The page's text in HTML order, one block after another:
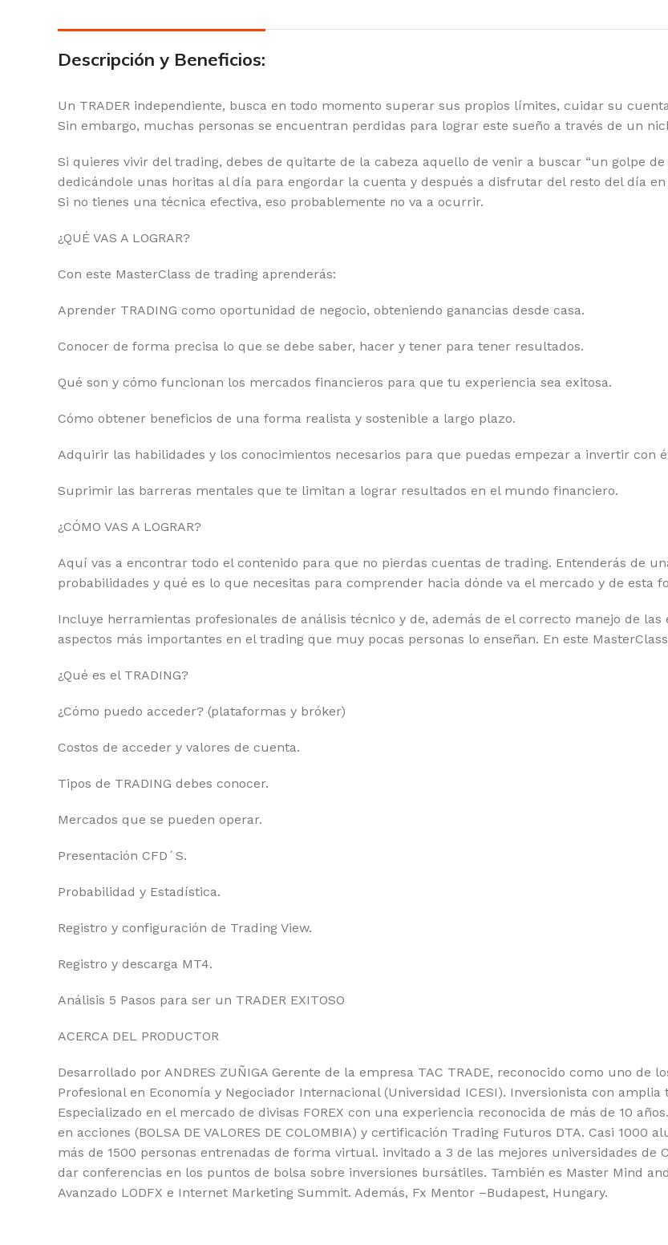
Descripción y Beneficios:
Un TRADER independiente, busca en todo momento superar sus propios límites, cuidar su
Sin embargo, muchas personas se encuentran perdidas para lograr este sueño a través de un
Si quieres vivir del trading, debes de quitarte de la cabeza aquello de venir a buscar “un golpe
dedicándole unas horitas al día para engordar la cuenta y después a disfrutar del resto del día en
Si no tienes una técnica efectiva, eso probablemente no va a ocurrir.
¿QUÉ VAS A LOGRAR?
Con este MasterClass de trading aprenderás:
Aprender TRADING como oportunidad de negocio, obteniendo ganancias desde casa.
Conocer de forma precisa lo que se debe saber, hacer y tener para tener resultados.
Qué son y cómo funcionan los mercados financieros para que tu experiencia sea exitosa.
Cómo obtener beneficios de una forma realista y sostenible a largo plazo.
Adquirir las habilidades y los conocimientos necesarios para que puedas empezar a invertir con
Suprimir las barreras mentales que te limitan a lograr resultados en el mundo financiero.
¿CÓMO VAS A LOGRAR?
Aquí vas a encontrar todo el contenido para que no pierdas cuentas de trading. Entenderás de
probabilidades y qué es lo que necesitas para comprender hacia dónde va el mercado y de esta
Incluye herramientas profesionales de análisis técnico y de, además de el correcto manejo de
aspectos más importantes en el trading que muy pocas personas lo enseñan. En este
¿Qué es el TRADING?
¿Cómo puedo acceder? (plataformas y bróker)
Costos de acceder y valores de cuenta.
Tipos de TRADING debes conocer.
Mercados que se pueden operar.
Presentación CFD´S.
Probabilidad y Estadística.
Registro y configuración de Trading View.
Registro y descarga MT4.
Análisis 5 Pasos para ser un TRADER EXITOSO
ACERCA DEL PRODUCTOR
Desarrollado por ANDRES ZUÑIGA Gerente de la empresa TAC TRADE, reconocido como uno de
Profesional en Economía y Negociador Internacional (Universidad ICESI). Inversionista con
Especializado en el mercado de divisas FOREX con una experiencia reconocida de más de 10
en acciones (BOLSA DE VALORES DE COLOMBIA) y certificación Trading Futuros DTA. Casi
más de 1500 personas entrenadas de forma virtual. invitado a 3 de las mejores universidades de
dar conferencias en los puntos de bolsa sobre inversiones bursátiles. También es Master Mind
Avanzado LODFX e Internet Marketing Summit. Además, Fx Mentor –Budapest, Hungary.